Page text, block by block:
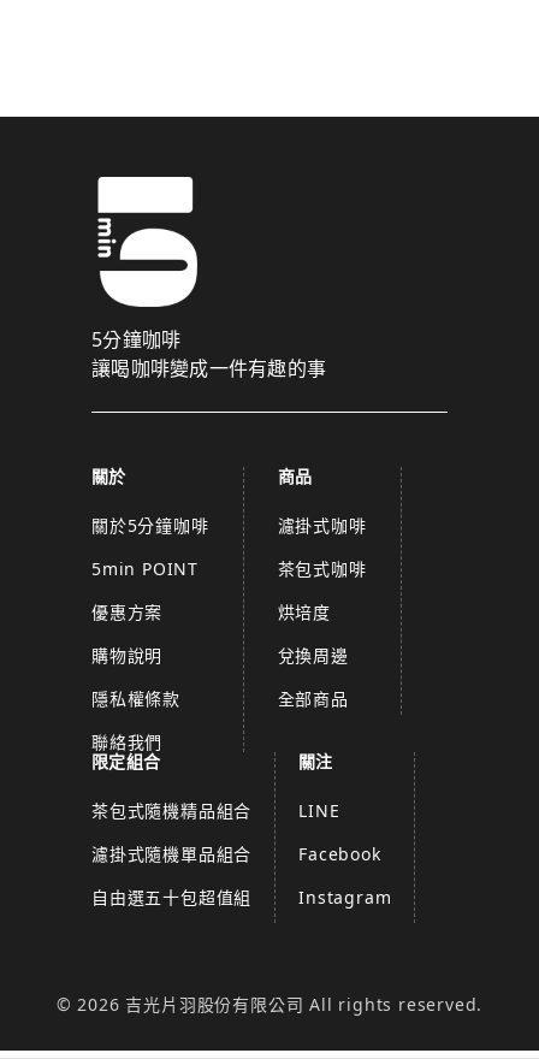
5分鐘咖啡
讓喝咖啡變成一件有趣的事
關於
關於5分鐘咖啡
5min POINT
優惠方案
購物說明
隱私權條款
聯絡我們
商品
濾掛式咖啡
茶包式咖啡
烘培度
兌換周邊
全部商品
限定組合
茶包式隨機精品組合
濾掛式隨機單品組合
自由選五十包超值組
關注
LINE
Facebook
Instagram
© 2026 吉光片羽股份有限公司 All rights reserved.